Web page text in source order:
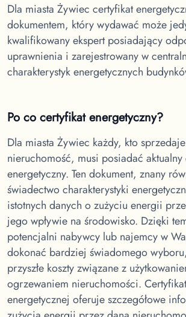
Dla miasta Żywiec certyfikat
dokumentem, który wydawać może
kwalifikowany ekspert posiadający
uprawnienia i zarejestrowany w
charakterystyk energetycznych
Po co certyfikat energetyczny?
Dla miasta Żywiec każdy, kto
nieruchomość, musi posiadać aktualny
energetyczny. Ten dokument, znany
świadectwo charakterystyki
istotnych danych o zużyciu energii
jego wpływie na środowisko. Dzięki
potencjalni nabywcy lub najemcy w
dokonać bardziej świadomego
przyszłe koszty związane z
ogrzewaniem nieruchomości.
energetycznej oferuje szczegółowe